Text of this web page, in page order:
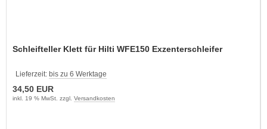
Schleifteller Klett für Hilti WFE150 Exzenterschleifer
Lieferzeit: bis zu 6 Werktage
34,50 EUR
inkl. 19 % MwSt. zzgl. Versandkosten